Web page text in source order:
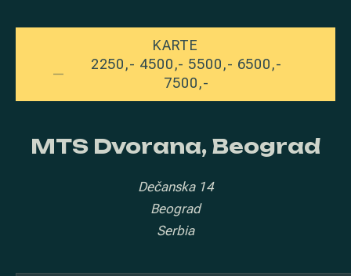
KARTE
2250,- 4500,- 5500,- 6500,-
7500,-
MTS Dvorana, Beograd
Dečanska 14
Beograd
Serbia